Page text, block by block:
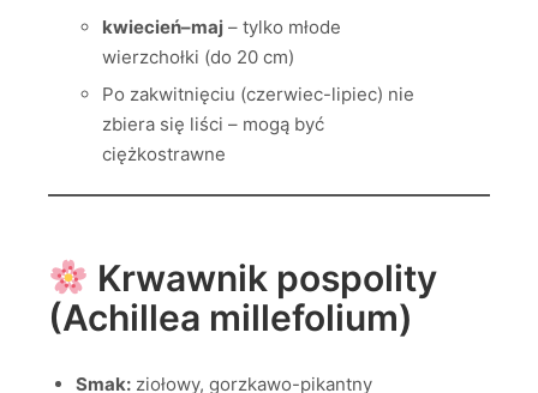
kwiecień–maj – tylko młode
wierzchołki (do 20 cm)
Po zakwitnięciu (czerwiec-lipiec) nie
zbiera się liści – mogą być
ciężkostrawne
Krwawnik pospolity
(Achillea millefolium)
Smak:ziołowy, gorzkawo-pikantny